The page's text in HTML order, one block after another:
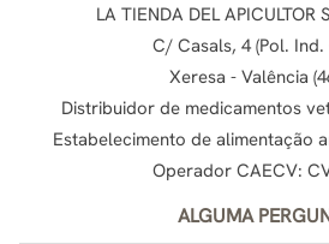
LA TIENDA DEL APICULTOR
C/ Casals, 4 (Pol. Ind.
Xeresa - Valência
Distribuidor de medicamentos
Estabelecimento de alimentação
Operador CAECV:
ALGUMA